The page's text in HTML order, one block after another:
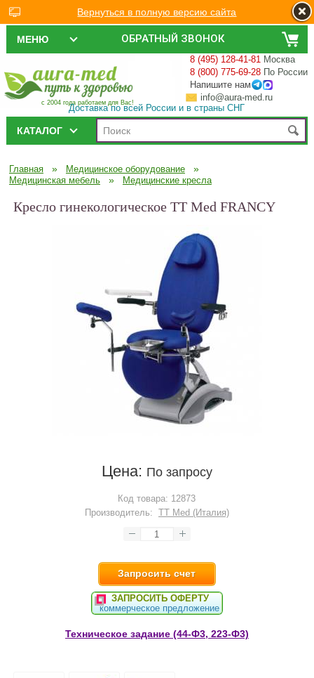
ОБРАТНЫЙ ЗВОНОК
МЕНЮ
с 2004 года работаем для Вас!
8 (495) 128-41-81 Москва
8 (800) 775-69-28 По России
Напишите нам
info@aura-med.ru
Доставка по всей России и в страны СНГ
КАТАЛОГ
Главная » Медицинское оборудование »
Медицинская мебель » Медицинские кресла
Кресло гинекологическое TT Med FRANCY
Цена: По запросу
Код товара: 12873
Производитель: TT Med (Италия)
Запросить счет
ЗАПРОСИТЬ ОФЕРТУ
коммерческое предложение
Техническое задание (44-Ф3, 223-Ф3)
Вернуться в полную версию сайта